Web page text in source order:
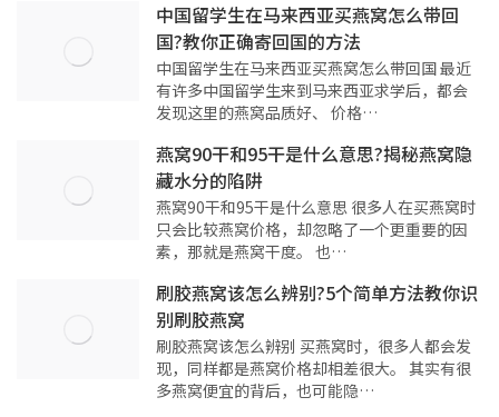
中国留学生在马来西亚买燕窝怎么带回
国?教你正确寄回国的方法
中国留学生在马来西亚买燕窝怎么带回国 最近
有许多中国留学生来到马来西亚求学后，都会
发现这里的燕窝品质好、 价格…
燕窝90干和95干是什么意思?揭秘燕窝隐
藏水分的陷阱
燕窝90干和95干是什么意思 很多人在买燕窝时
只会比较燕窝价格，却忽略了一个更重要的因
素，那就是燕窝干度。 也…
刷胶燕窝该怎么辨别?5个简单方法教你识
别刷胶燕窝
刷胶燕窝该怎么辨别 买燕窝时，很多人都会发
现，同样都是燕窝价格却相差很大。 其实有很
多燕窝便宜的背后，也可能隐…